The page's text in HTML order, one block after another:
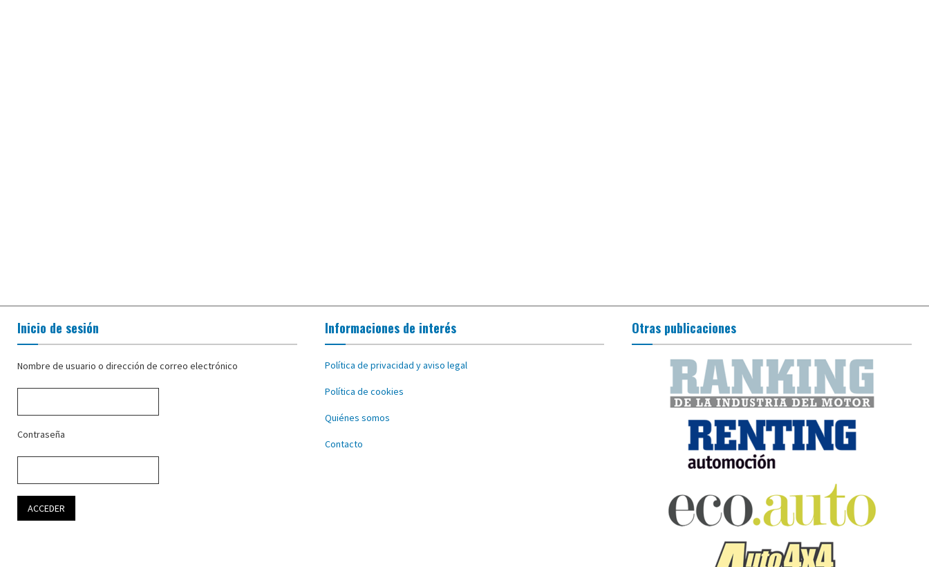
Inicio de sesión
Nombre de usuario o dirección de correo electrónico
Contraseña
Informaciones de interés
Política de privacidad y aviso legal
Política de cookies
Quiénes somos
Contacto
Otras publicaciones